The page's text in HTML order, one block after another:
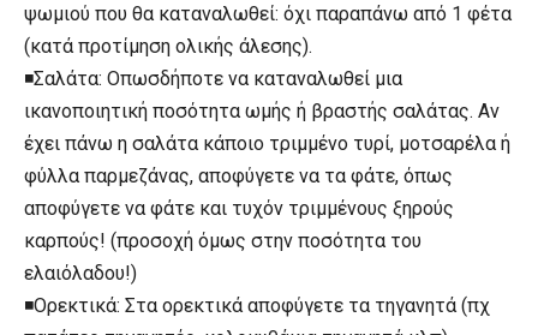
ψωμιού που θα καταναλωθεί: όχι παραπάνω από 1 φέτα
(κατά προτίμηση ολικής άλεσης).
◾Σαλάτα: Οπωσδήποτε να καταναλωθεί μια
ικανοποιητική ποσότητα ωμής ή βραστής σαλάτας. Αν
έχει πάνω η σαλάτα κάποιο τριμμένο τυρί, μοτσαρέλα ή
φύλλα παρμεζάνας, αποφύγετε να τα φάτε, όπως
αποφύγετε να φάτε και τυχόν τριμμένους ξηρούς
καρπούς! (προσοχή όμως στην ποσότητα του
ελαιόλαδου!)
◾Ορεκτικά: Στα ορεκτικά αποφύγετε τα τηγανητά (πχ